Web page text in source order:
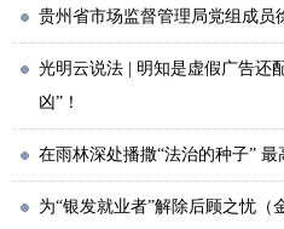
贵州省市场监督管理局党组成员
光明云说法 | 明知是虚假广告还
凶”！
在雨林深处播撒“法治的种子”
为“银发就业者”解除后顾之忧（